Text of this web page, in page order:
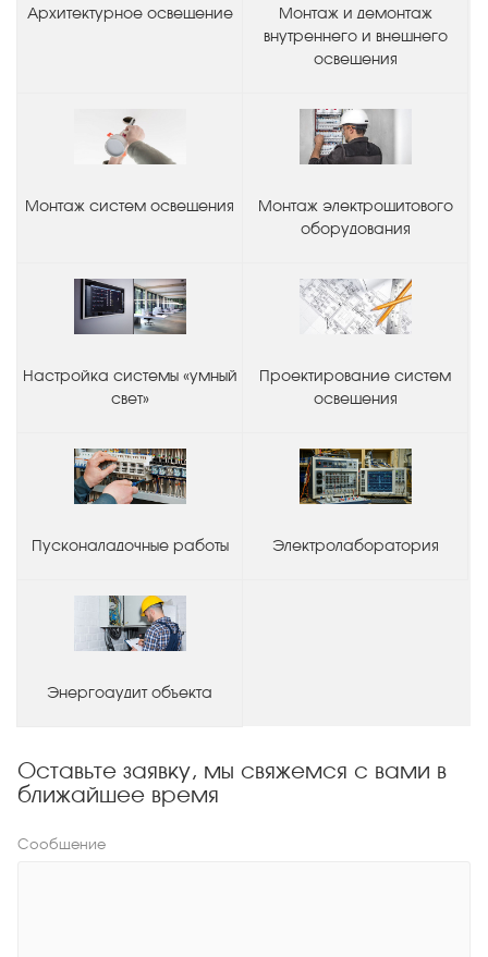
Архитектурное освещение
Монтаж и демонтаж
внутреннего и внешнего
освещения
Монтаж систем освещения
Монтаж электрощитового
оборудования
Настройка системы «умный
свет»
Проектирование систем
освещения
Пусконаладочные работы Электролаборатория
Энергоаудит объекта
Оставьте заявку, мы свяжемся с вами в
ближайшее время
Сообщение